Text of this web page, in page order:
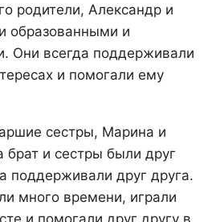
родители, Александр и
образованными и
Они всегда поддерживали
и помогали ему
сестры, Марина и
брат и сестры были друг
поддерживали друг друга.
много времени, играли
и помогали друг другу в